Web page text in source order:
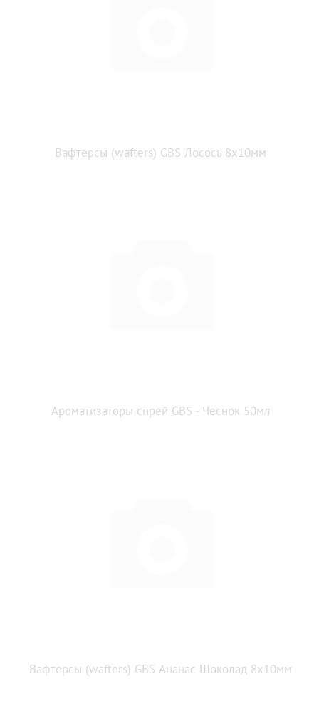
Вафтерсы (wafters) GBS Лосось 8x10мм
Ароматизаторы спрей GBS - Чеснок 50мл
Вафтерсы (wafters) GBS Ананас Шоколад 8x10мм